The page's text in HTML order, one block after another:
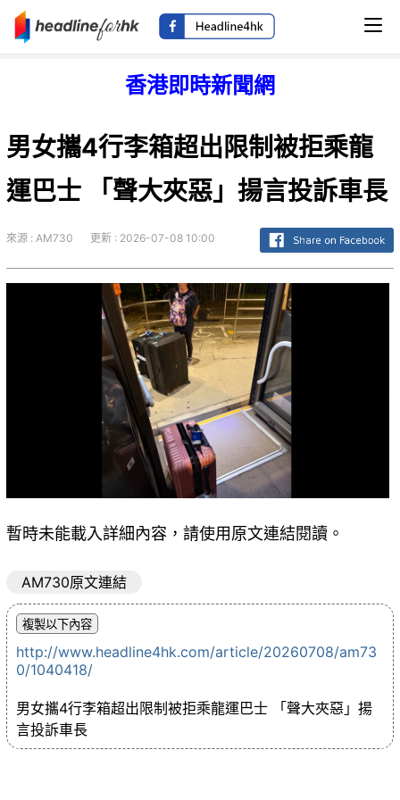
香港即時新聞網
男女攜4行李箱超出限制被拒乘龍
運巴士 「聲大夾惡」揚言投訴車長
來源 : AM730 更新 : 2026-07-08 10:00
暫時未能載入詳細內容，請使用原文連結閱讀。
AM730原文連結
http://www.headline4hk.com/article/20260708/am73
0/1040418/
男女攜4行李箱超出限制被拒乘龍運巴士 「聲大夾惡」揚
言投訴車長